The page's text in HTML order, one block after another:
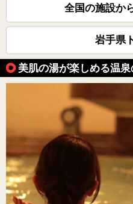
全国の施設か
岩手県
美肌の湯が楽しめる温泉